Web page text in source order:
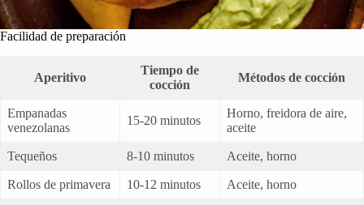
Facilidad de preparación
Aperitivo
Tiempo de
cocción
Métodos de cocción
Empanadas
venezolanas
15-20 minutos
Horno, freidora de aire,
aceite
Tequeños 8-10 minutos Aceite, horno
Rollos de primavera 10-12 minutos Aceite, horno